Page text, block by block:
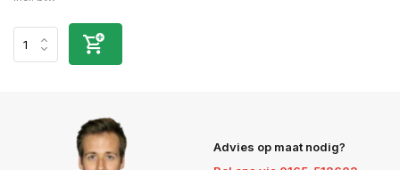
Advies op maat nodig?